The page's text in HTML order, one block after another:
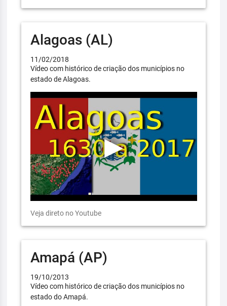
Alagoas (AL)
11/02/2018
Vídeo com histórico de criação dos municípios no
estado de Alagoas.
Veja direto no Youtube
Amapá (AP)
19/10/2013
Vídeo com histórico de criação dos municípios no
estado do Amapá.